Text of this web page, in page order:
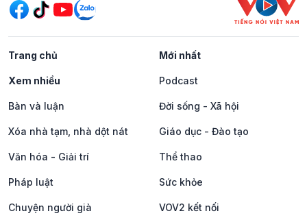
Trang chủ Mới nhất
Xem nhiều Podcast
Bàn và luận Đời sống - Xã hội
Xóa nhà tạm, nhà dột nát Giáo dục - Đào tạo
Văn hóa - Giải trí Thể thao
Pháp luật Sức khỏe
Chuyện người già VOV2 kết nối